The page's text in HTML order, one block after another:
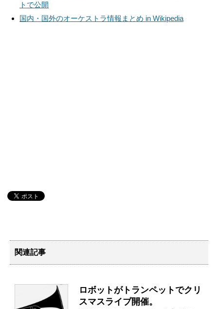
トで公開
国内・国外のオーケストラ情報まとめ in Wikipedia
関連記事
ロボットがトランペットでクリ
スマスライブ開催。